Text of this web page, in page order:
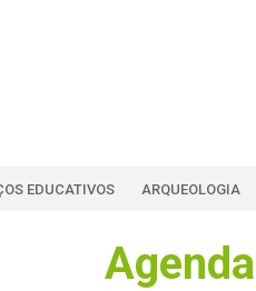
EDUCATIVOS ARQUEOLOGIA
Agenda